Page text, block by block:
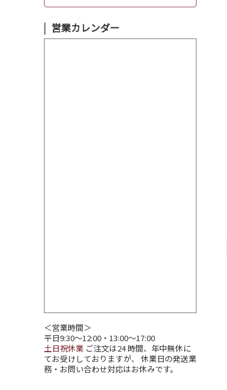
営業カレンダー
＜営業時間＞
平日9:30～12:00・13:00～17:00
土日祝休業 ご注文は24 時間、年中無休に
てお受けしておりますが、 休業日の発送業
務・お問い合わせ対応はお休みです。